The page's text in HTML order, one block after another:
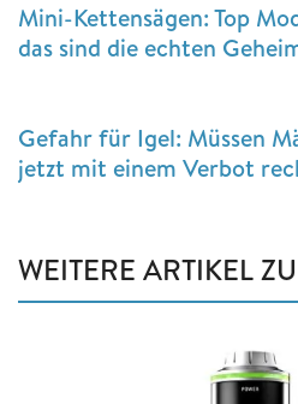
Mini-Kettensägen: Top
das sind die echten
Gefahr für Igel: Müssen
jetzt mit einem Verbot
WEITERE ARTIKEL